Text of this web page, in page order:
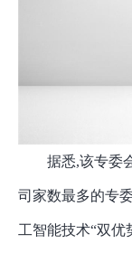
据悉,该专委
司家数最多的专
工智能技术“双优